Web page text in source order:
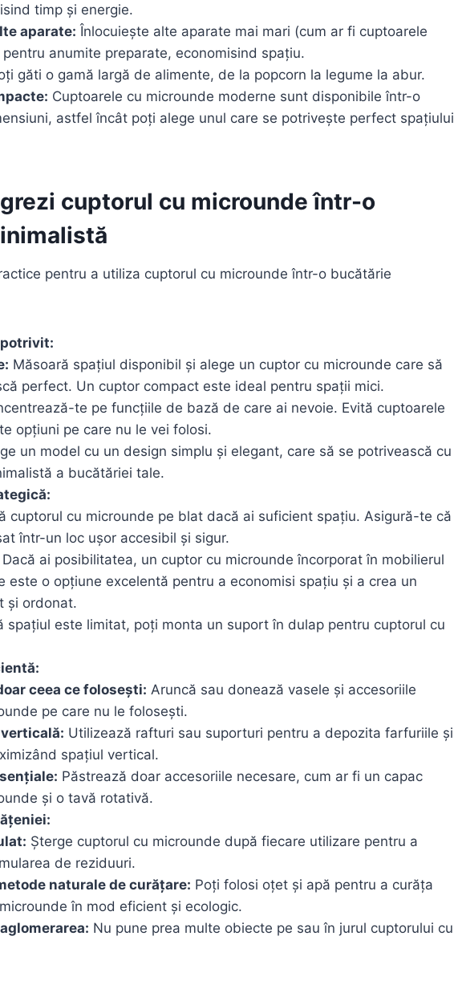
timp și energie.
aparate: Înlocuiește alte aparate mai mari (cum ar fi cuptoarele
anumite preparate, economisind spațiu.
găti o gamă largă de alimente, de la popcorn la legume la abur.
Cuptoarele cu microunde moderne sunt disponibile într-o
astfel încât poți alege unul care se potrivește perfect spațiului
cuptorul cu microunde într-o
pentru a utiliza cuptorul cu microunde într-o bucătărie
Măsoară spațiul disponibil și alege un cuptor cu microunde care să
perfect. Un cuptor compact este ideal pentru spații mici.
te pe funcțiile de bază de care ai nevoie. Evită cuptoarele
opțiuni pe care nu le vei folosi.
un model cu un design simplu și elegant, care să se potrivească cu
a bucătăriei tale.
cuptorul cu microunde pe blat dacă ai suficient spațiu. Asigură-te că
într-un loc ușor accesibil și sigur.
Dacă ai posibilitatea, un cuptor cu microunde încorporat în mobilierul
este o opțiune excelentă pentru a economisi spațiu și a crea un
și ordonat.
spațiul este limitat, poți monta un suport în dulap pentru cuptorul cu
ceea ce folosești: Aruncă sau donează vasele și accesoriile
pe care nu le folosești.
Utilizează rafturi sau suporturi pentru a depozita farfuriile și
spațiul vertical.
Păstrează doar accesoriile necesare, cum ar fi un capac
și o tavă rotativă.
Șterge cuptorul cu microunde după fiecare utilizare pentru a
de reziduuri.
naturale de curățare: Poți folosi oțet și apă pentru a curăța
în mod eficient și ecologic.
Nu pune prea multe obiecte pe sau în jurul cuptorului cu